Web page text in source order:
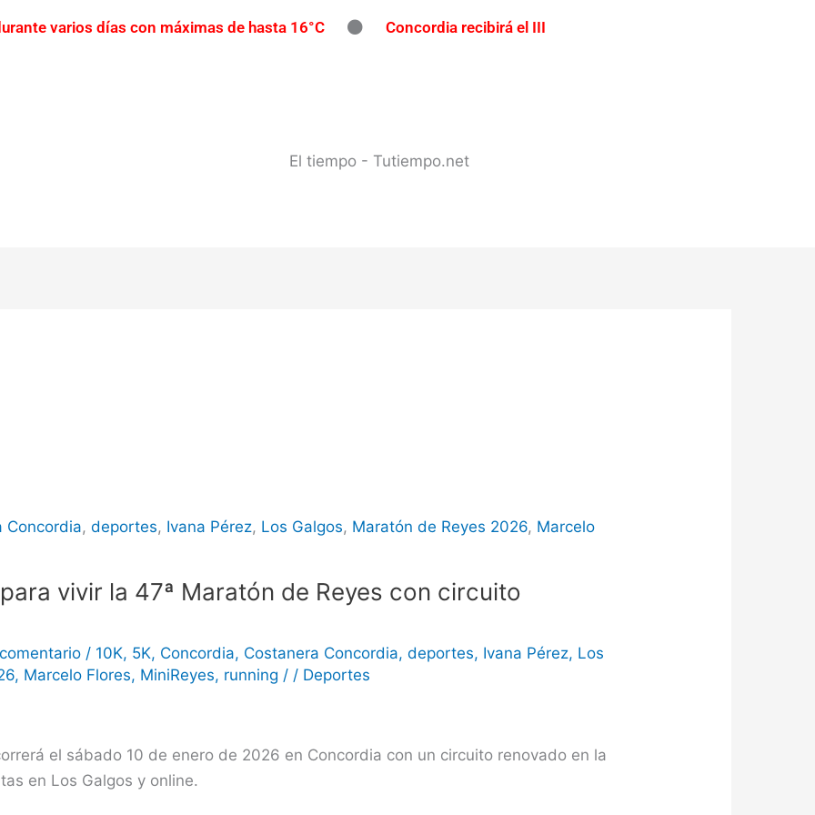
varios días con máximas de hasta 16°C
Concordia recibirá el III
El tiempo - Tutiempo.net
Concordia,deportes, Ivana Pérez, Los Galgos, Maratón de Reyes 2026, Marcelo
vivir la 47ª Maratón de Reyes con circuito
/ 10K, 5K, Concordia, Costanera Concordia,deportes, Ivana Pérez, Los
, Marcelo Flores, MiniReyes, running / / Deportes
el sábado 10 de enero de 2026 en Concordia con un circuito renovado en la
en Los Galgos y online.